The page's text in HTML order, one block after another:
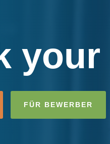
FÜR BEWERBER